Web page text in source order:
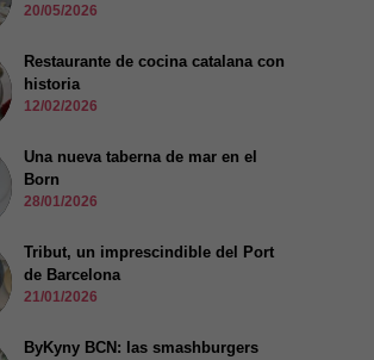
20/05/2026
Restaurante de cocina catalana con
historia
12/02/2026
Una nueva taberna de mar en el
Born
28/01/2026
Tribut, un imprescindible del Port
de Barcelona
21/01/2026
ByKyny BCN: las smashburgers